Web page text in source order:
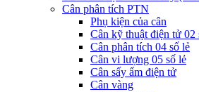
Cân phân tích PTN
Phụ kiện của cân
Cân kỹ thuật điện tử 02
Cân phân tích 04 số lẻ
Cân vi lượng 05 số lẻ
Cân sấy ẩm điện tử
Cân vàng